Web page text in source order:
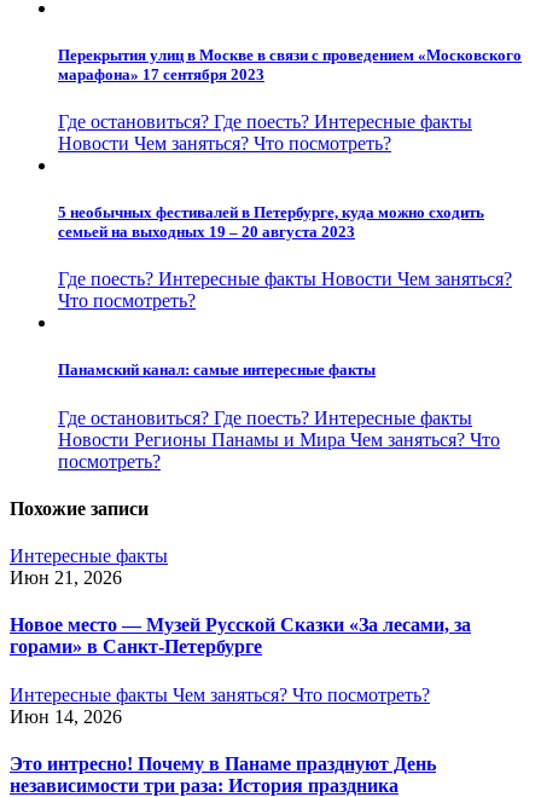
Перекрытия улиц в Москве в связи с проведением «Московского
марафона» 17 сентября 2023
Где остановиться? Где поесть? Интересные факты
Новости Чем заняться? Что посмотреть?
5 необычных фестивалей в Петербурге, куда можно сходить
семьей на выходных 19 – 20 августа 2023
Где поесть? Интересные факты Новости Чем заняться?
Что посмотреть?
Панамский канал: самые интересные факты
Где остановиться? Где поесть? Интересные факты
Новости Регионы Панамы и Мира Чем заняться? Что
посмотреть?
Похожие записи
Интересные факты
Июн 21, 2026
Новое место — Музей Русской Сказки «За лесами, за
горами» в Санкт-Петербурге
Интересные факты Чем заняться? Что посмотреть?
Июн 14, 2026
Это интресно! Почему в Панаме празднуют День
независимости три раза: История праздника